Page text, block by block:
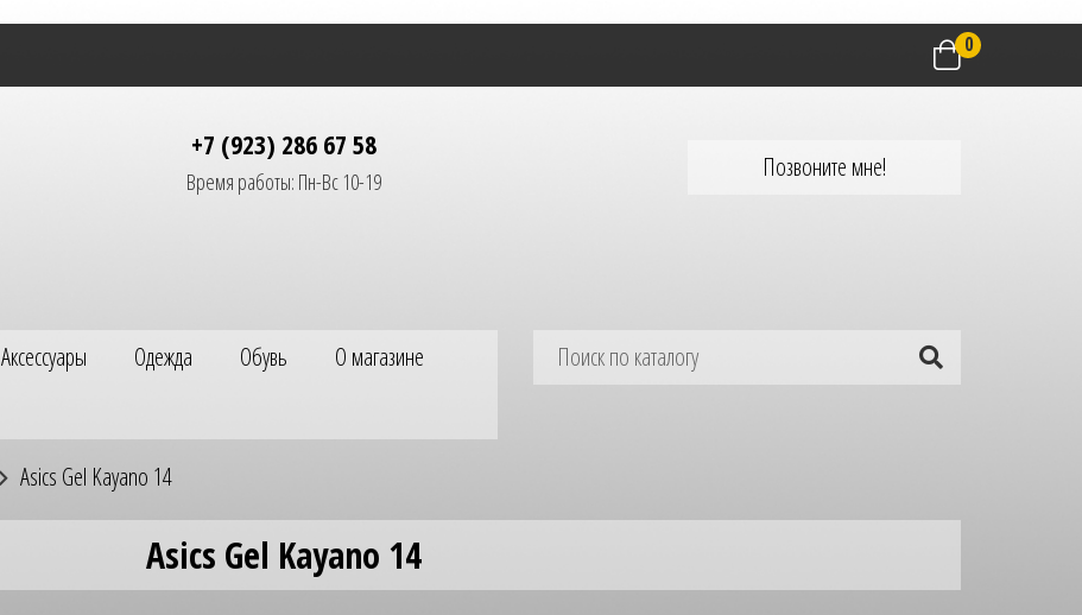
0
+7 (923) 286 67 58
Время работы: Пн-Вс 10-19 Позвоните мне!
Аксессуары Одежда Обувь
О магазине
Asics Gel Kayano 14
Asics Gel Kayano 14